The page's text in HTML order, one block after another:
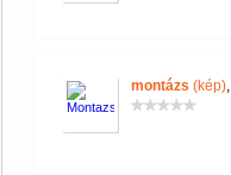
montázs (kép),